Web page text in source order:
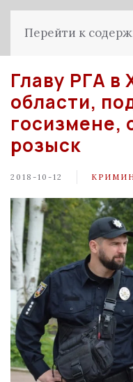
Перейти к
Главу РГА в
области,
госизмене,
розыск
2018-10-12